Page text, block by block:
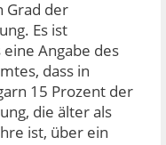
Grad der
Es ist
Angabe des
dass in
15 Prozent der
die älter als
ist, über ein